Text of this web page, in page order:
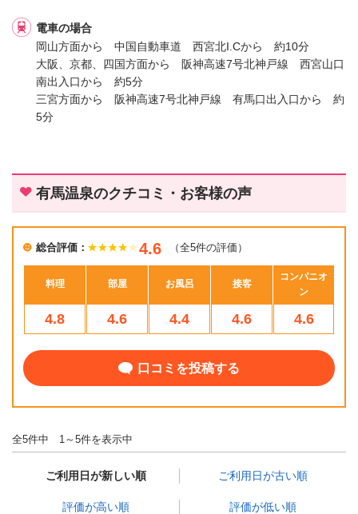
電車の場合
岡山方面から 中国自動車道 西宮北I.Cから 約10分
大阪、京都、四国方面から 阪神高速7号北神戸線 西宮山口
南出入口から 約5分
三宮方面から 阪神高速7号北神戸線 有馬口出入口から 約
5分
有馬温泉のクチコミ・お客様の声
総合評価： 4.6 （全5件の評価）
料理 部屋 お風呂 接客
コンパニオ
ン
4.8 4.6 4.4 4.6 4.6
口コミを投稿する
全5件中 1～5件を表示中
ご利用日が新しい順 ご利用日が古い順
評価が高い順 評価が低い順